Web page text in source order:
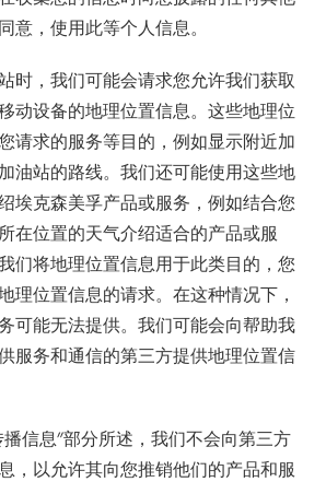
意，使用此等个人信息。
时，我们可能会请求您允许我们获取
动设备的地理位置信息。这些地理位
请求的服务等目的，例如显示附近加
油站的路线。我们还可能使用这些地
埃克森美孚产品或服务，例如结合您
在位置的天气介绍适合的产品或服
们将地理位置信息用于此类目的，您
理位置信息的请求。在这种情况下，
可能无法提供。我们可能会向帮助我
服务和通信的第三方提供地理位置信
信息”部分所述，我们不会向第三方
，以允许其向您推销他们的产品和服